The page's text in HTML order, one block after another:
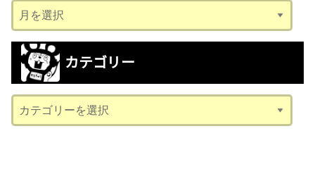
ー
カ
ブ
カテゴリー
テ